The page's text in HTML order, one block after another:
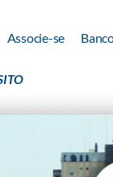
Associe-se